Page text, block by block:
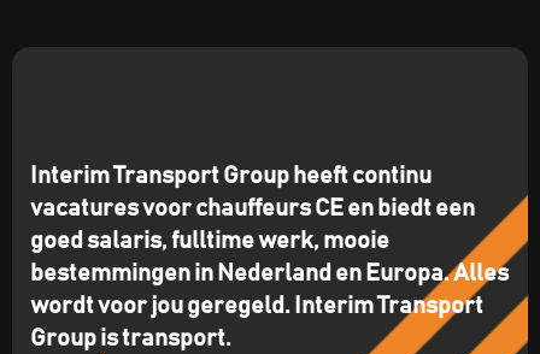
Interim Transport Group heeft continu
vacatures voor chauffeurs CE en biedt een
goed salaris, fulltime werk, mooie
bestemmingen in Nederland en Europa. Alles
wordt voor jou geregeld. Interim Transport
Group is transport.